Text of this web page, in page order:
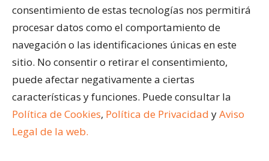
consentimiento de estas tecnologías nos permitirá
procesar datos como el comportamiento de
navegación o las identificaciones únicas en este
sitio. No consentir o retirar el consentimiento,
puede afectar negativamente a ciertas
características y funciones. Puede consultar la
Política de Cookies, Política de Privacidad yAviso
Legal de la web.
Acristalar Contract – Soluciones Profesionales
Horeca
¿Qué son los cerramientos abatibles para
terrazas?
Ventajas de acristalar la terraza de un restaurante
Cómo limpiar una pérgola bioclimática